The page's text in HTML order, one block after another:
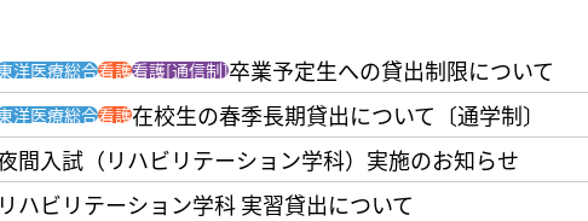
洋医療総合看護看護[通信制]卒業予定生への貸出制限について
洋医療総合看護在校生の春季長期貸出について〔通学制〕
間入試（リハビリテーション学科）実施のお知らせ
リハビリテーション学科 実習貸出について